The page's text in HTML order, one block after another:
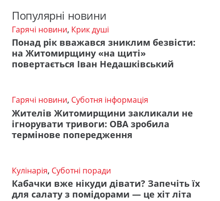
Популярні новини
Гарячі новини, Крик душі
Понад рік вважався зниклим безвісти:
на Житомирщину «на щиті»
повертається Іван Недашківський
Гарячі новини, Суботня інформація
Жителів Житомирщини закликали не
ігнорувати тривоги: ОВА зробила
термінове попередження
Кулінарія, Суботні поради
Кабачки вже нікуди дівати? Запечіть їх
для салату з помідорами — це хіт літа